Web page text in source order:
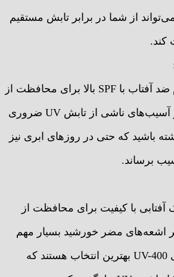
از شما در برابر تابش مستقیم
کند.
استفاده از کرم ضد آفتاب با SPF بالا برای محافظت از
پوست در برابر آسیب‌های ناشی از تابش UV ضروری
باشید که حتی در روزهای ابری نیز
آفتابی با کیفیت برای محافظت از
اشعه‌های مضر خورشید بسیار مهم
است. عینک‌های UV-400 بهترین انتخاب هستند که